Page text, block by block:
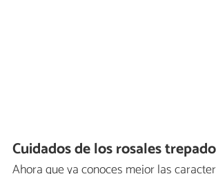
Cuidados de los rosales